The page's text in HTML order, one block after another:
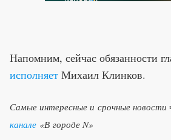
Напомним, сейчас обязанности
исполняет Михаил Клинков.
Самые интересные и срочные новости
канале «В городе N»